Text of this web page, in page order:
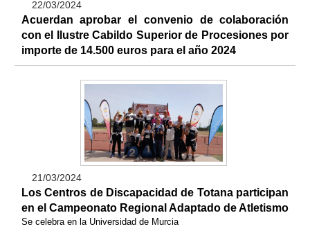
22/03/2024
Acuerdan aprobar el convenio de colaboración
con el Ilustre Cabildo Superior de Procesiones por
importe de 14.500 euros para el año 2024
21/03/2024
Los Centros de Discapacidad de Totana participan
en el Campeonato Regional Adaptado de Atletismo
Se celebra en la Universidad de Murcia